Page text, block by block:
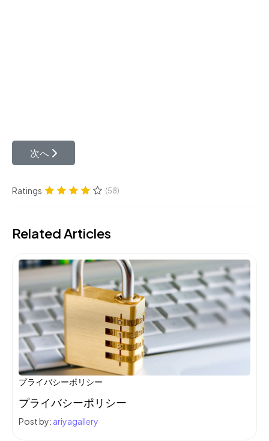
次の記事へ: アリヤトレーディング株式会社
次へ
Ratings (58)
Related Articles
プライバシーポリシー
プライバシーポリシー
Post by: ariyagallery